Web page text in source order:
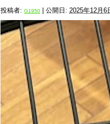
投稿者: G1950 公開日: 2025年12月6